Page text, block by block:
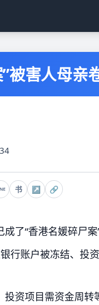
被害人母亲
书 ↗ 🔗
了“香港名媛碎尸
行账户被冻结、投
投资项目需资金周